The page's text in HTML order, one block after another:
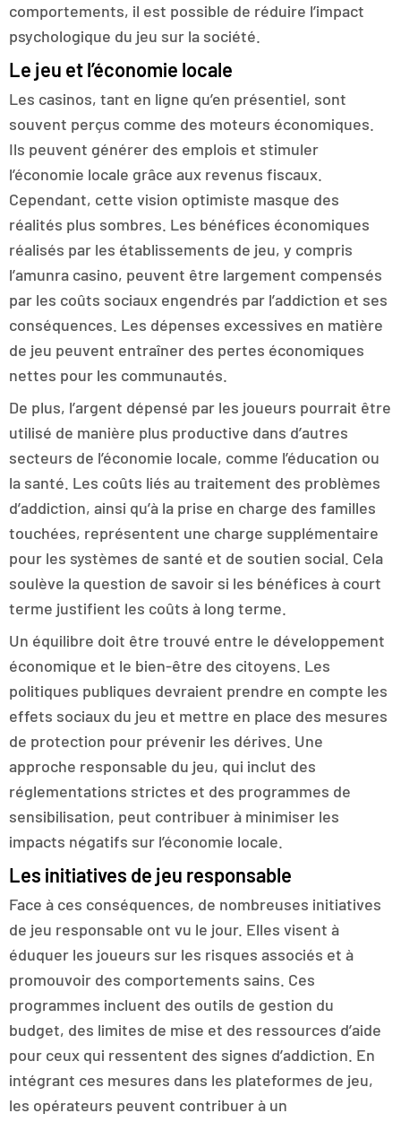
comportements, il est possible de réduire l’impact
psychologique du jeu sur la société.
Le jeu et l’économie locale
Les casinos, tant en ligne qu’en présentiel, sont
souvent perçus comme des moteurs économiques.
Ils peuvent générer des emplois et stimuler
l’économie locale grâce aux revenus fiscaux.
Cependant, cette vision optimiste masque des
réalités plus sombres. Les bénéfices économiques
réalisés par les établissements de jeu, y compris
l’amunra casino, peuvent être largement compensés
par les coûts sociaux engendrés par l’addiction et ses
conséquences. Les dépenses excessives en matière
de jeu peuvent entraîner des pertes économiques
nettes pour les communautés.
De plus, l’argent dépensé par les joueurs pourrait être
utilisé de manière plus productive dans d’autres
secteurs de l’économie locale, comme l’éducation ou
la santé. Les coûts liés au traitement des problèmes
d’addiction, ainsi qu’à la prise en charge des familles
touchées, représentent une charge supplémentaire
pour les systèmes de santé et de soutien social. Cela
soulève la question de savoir si les bénéfices à court
terme justifient les coûts à long terme.
Un équilibre doit être trouvé entre le développement
économique et le bien-être des citoyens. Les
politiques publiques devraient prendre en compte les
effets sociaux du jeu et mettre en place des mesures
de protection pour prévenir les dérives. Une
approche responsable du jeu, qui inclut des
réglementations strictes et des programmes de
sensibilisation, peut contribuer à minimiser les
impacts négatifs sur l’économie locale.
Les initiatives de jeu responsable
Face à ces conséquences, de nombreuses initiatives
de jeu responsable ont vu le jour. Elles visent à
éduquer les joueurs sur les risques associés et à
promouvoir des comportements sains. Ces
programmes incluent des outils de gestion du
budget, des limites de mise et des ressources d’aide
pour ceux qui ressentent des signes d’addiction. En
intégrant ces mesures dans les plateformes de jeu,
les opérateurs peuvent contribuer à un